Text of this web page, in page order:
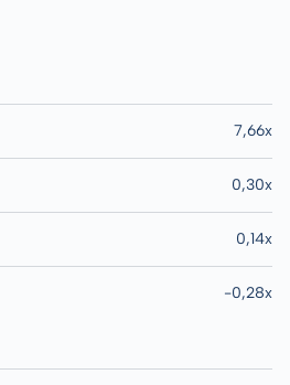
7,66x
0,30x
0,14x
-0,28x